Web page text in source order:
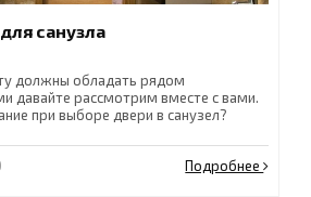
санузла
должны обладать рядом
давайте рассмотрим вместе с вами.
при выборе двери в санузел?
Подробнее